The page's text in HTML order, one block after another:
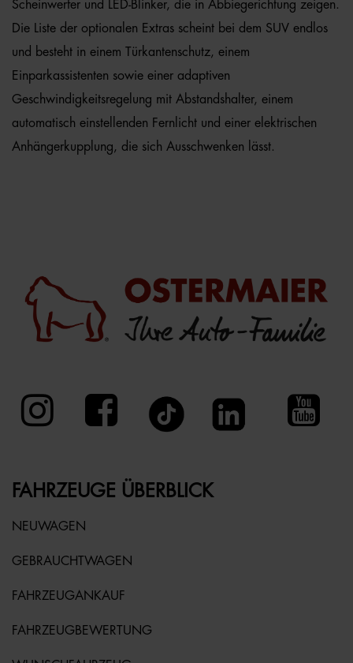
Scheinwerfer und LED-Blinker, die in Abbiegerichtung zeigen.
Die Liste der optionalen Extras scheint bei dem SUV endlos
und besteht in einem Türkantenschutz, einem
Einparkassistenten sowie einer adaptiven
Geschwindigkeitsregelung mit Abstandshalter, einem
automatisch einstellenden Fernlicht und einer elektrischen
Anhängerkupplung, die sich Ausschwenken lässt.
FAHRZEUGE ÜBERBLICK
NEUWAGEN
GEBRAUCHTWAGEN
FAHRZEUGANKAUF
FAHRZEUGBEWERTUNG